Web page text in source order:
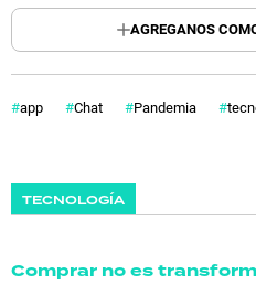
AGREGANOS
app Chat Pandemia
TECNOLOGÍA
Comprar no es